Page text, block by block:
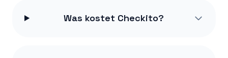
Was kostet Checkito?